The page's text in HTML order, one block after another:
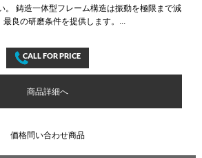
。 鋳造一体型フレーム構造は振動を極限まで減
最良の研磨条件を提供します。...
商品詳細へ
価格問い合わせ商品